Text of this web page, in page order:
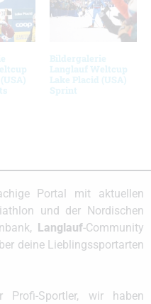
Bildergalerie
Langlauf Weltcup
Lake Placid (USA)
Sprint
Portal mit aktuellen
und der Nordischen
Langlauf-Community
deine Lieblingssportarten
Profi-Sportler, wir haben